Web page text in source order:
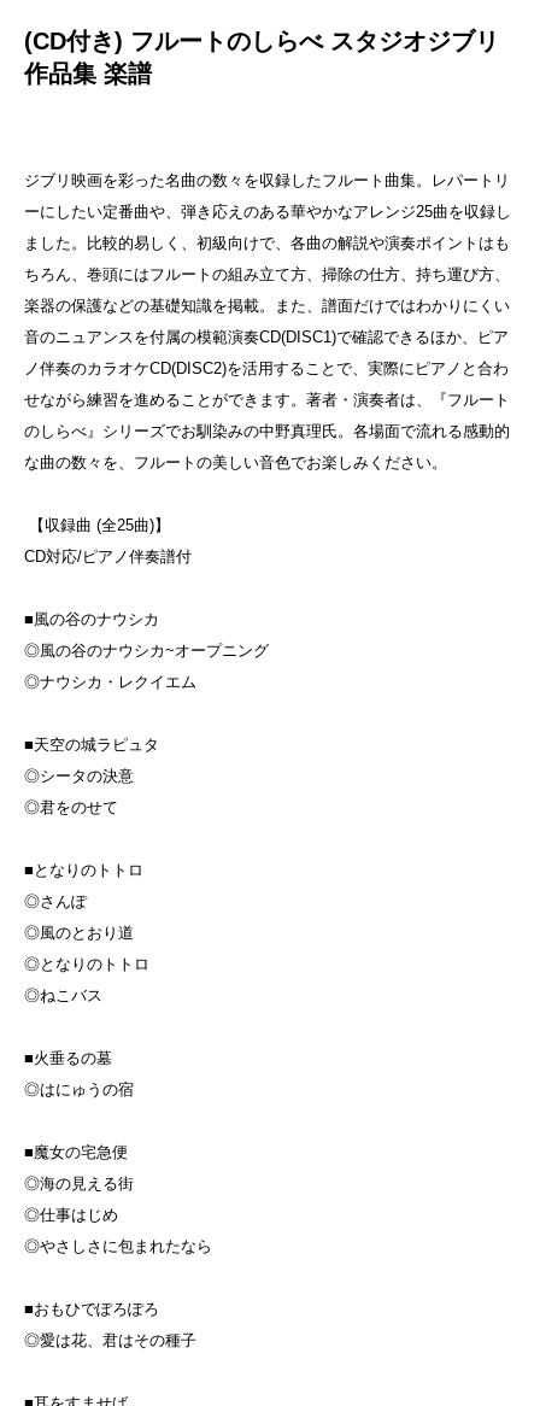
(CD付き) フルートのしらべ スタジオジブリ
作品集 楽譜
ジブリ映画を彩った名曲の数々を収録したフルート曲集。レパートリ
ーにしたい定番曲や、弾き応えのある華やかなアレンジ25曲を収録し
ました。比較的易しく、初級向けで、各曲の解説や演奏ポイントはも
ちろん、巻頭にはフルートの組み立て方、掃除の仕方、持ち運び方、
楽器の保護などの基礎知識を掲載。また、譜面だけではわかりにくい
音のニュアンスを付属の模範演奏CD(DISC1)で確認できるほか、ピア
ノ伴奏のカラオケCD(DISC2)を活用することで、実際にピアノと合わ
せながら練習を進めることができます。著者・演奏者は、『フルート
のしらべ』シリーズでお馴染みの中野真理氏。各場面で流れる感動的
な曲の数々を、フルートの美しい音色でお楽しみください。
【収録曲 (全25曲)】
CD対応/ピアノ伴奏譜付
■風の谷のナウシカ
◎風の谷のナウシカ~オープニング
◎ナウシカ・レクイエム
■天空の城ラピュタ
◎シータの決意
◎君をのせて
■となりのトトロ
◎さんぽ
◎風のとおり道
◎となりのトトロ
◎ねこバス
■火垂るの墓
◎はにゅうの宿
■魔女の宅急便
◎海の見える街
◎仕事はじめ
◎やさしさに包まれたなら
■おもひでぽろぽろ
◎愛は花、君はその種子